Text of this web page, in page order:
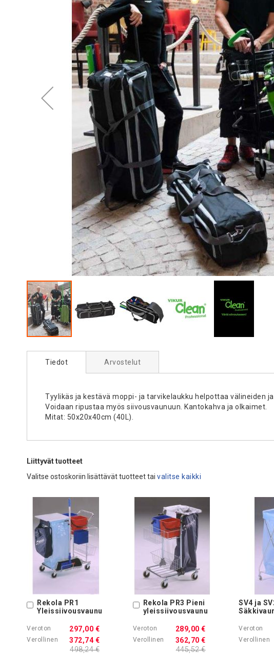
to
images
gallery
Tiedot
Tyylikäs ja kestävä moppi- ja tarvikelaukku helpottaa välineiden
Voidaan ripustaa myös siivousvaunuun. Kantokahva ja olkaimet.
Mitat: 50x20x40cm (40L).
Arvostelut
Liittyvät tuotteet
Valitse ostoskoriin lisättävät tuotteet tai valitse kaikki
Rekola PR1
Yleissiivousvaunu
372,74 €
297,00 €
498,24 €
Ostoskoriin
Rekola PR3 Pieni
yleissiivousvaunu
362,70 €
289,00 €
445,52 €
Ostoskoriin
SV4 ja